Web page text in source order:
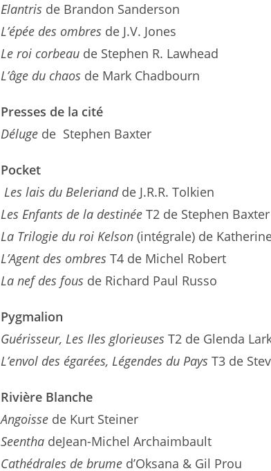
Elantris de Brandon Sanderson
L’épée des ombres de J.V. Jones
Le roi corbeau de Stephen R. Lawhead
L’âge du chaos de Mark Chadbourn
Presses de la cité
Déluge de Stephen Baxter
Pocket
Les lais du Beleriandde J.R.R. Tolkien
Les Enfants de la destinée T2 de Stephen Baxter
La Trilogie du roi Kelson (intégrale) de
L’Agent des ombres T4 de Michel Robert
La nef des fous de Richard Paul Russo
Pygmalion
Guérisseur,Les Iles glorieusesT2 de Glenda
L’envol des égarées,Légendes du PaysT3 de
Rivière Blanche
Angoisse de Kurt Steiner
Seentha deJean-Michel Archaimbault
Cathédrales de brume d’Oksana & Gil Prou